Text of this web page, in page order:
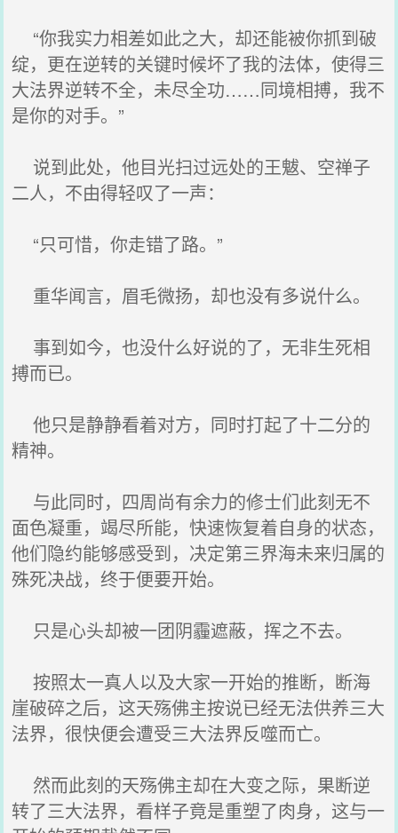
“你我实力相差如此之大，却还能被你抓到破
绽，更在逆转的关键时候坏了我的法体，使得三
大法界逆转不全，未尽全功……同境相搏，我不
是你的对手。”
说到此处，他目光扫过远处的王魃、空禅子
二人，不由得轻叹了一声：
“只可惜，你走错了路。”
重华闻言，眉毛微扬，却也没有多说什么。
事到如今，也没什么好说的了，无非生死相
搏而已。
他只是静静看着对方，同时打起了十二分的
精神。
与此同时，四周尚有余力的修士们此刻无不
面色凝重，竭尽所能，快速恢复着自身的状态，
他们隐约能够感受到，决定第三界海未来归属的
殊死决战，终于便要开始。
只是心头却被一团阴霾遮蔽，挥之不去。
按照太一真人以及大家一开始的推断，断海
崖破碎之后，这天殇佛主按说已经无法供养三大
法界，很快便会遭受三大法界反噬而亡。
然而此刻的天殇佛主却在大变之际，果断逆
转了三大法界，看样子竟是重塑了肉身，这与一